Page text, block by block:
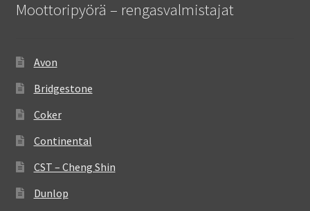
Moottoripyörä – rengasvalmistajat
Avon
Bridgestone
Coker
Continental
CST – Cheng Shin
Dunlop